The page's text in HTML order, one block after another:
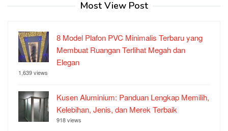
Most View Post
8 Model Plafon PVC Minimalis Terbaru yang
Membuat Ruangan Terlihat Megah dan
Elegan
1,639 views
Kusen Aluminium: Panduan Lengkap Memilih,
Kelebihan, Jenis, dan Merek Terbaik
918 views